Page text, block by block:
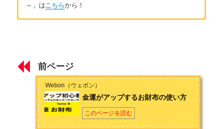
～」はこちらから！
第1章 基礎知識
そもそも金運とは
お金とは何か
FPであるにも関わらず、クレジットカードを多用するなどお金
と上手くつきあえなかった時期に、お金を管理することの大切
さを知る。仕事が上手くいかなかった時代に開運掃除や金運を
上げる財布など、スピリチュアル的な見えない世界にも興味を
抱くようになる。お金と上手につきあうにはFPの左脳的な知識
に加えて、右脳的なマインド、そして見えないスピリチュアル
前ページ
Webon（ウェボン）
金運がアップするお財布の使い方
このページを読む